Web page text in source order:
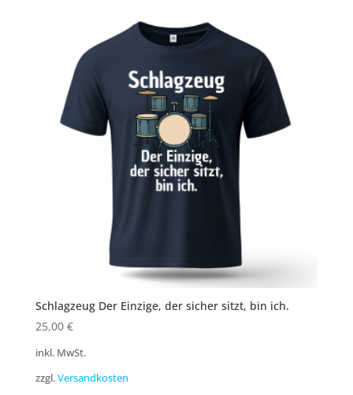
Schlagzeug Der Einzige, der sicher sitzt, bin ich.
25,00 €
inkl. MwSt.
zzgl.Versandkosten